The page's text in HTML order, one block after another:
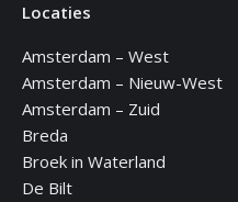
opens
new
window
opens
new
window
new
window
in
new
window
new
Locaties
Amsterdam – West
Amsterdam – Nieuw-West
Amsterdam – Zuid
Breda
Broek in Waterland
De Bilt